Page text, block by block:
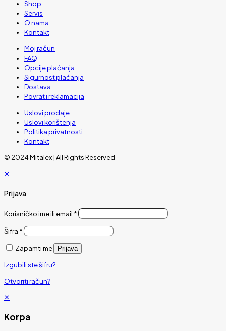
Shop
Servis
O nama
Kontakt
Moj račun
FAQ
Opcije plaćanja
Sigurnost plaćanja
Dostava
Povrat i reklamacija
Uslovi prodaje
Uslovi korištenja
Politika privatnosti
Kontakt
© 2024 Mitalex | All Rights Reserved
✕
Prijava
Korisničko ime ili email *
Šifra *
Zapamti me Prijava
Izgubili ste šifru?
Otvoriti račun?
✕
Korpa